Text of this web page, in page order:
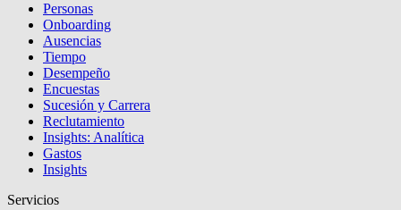
Personas
Onboarding
Ausencias
Tiempo
Desempeño
Encuestas
Sucesión y Carrera
Reclutamiento
Insights: Analítica
Gastos
Insights
Servicios